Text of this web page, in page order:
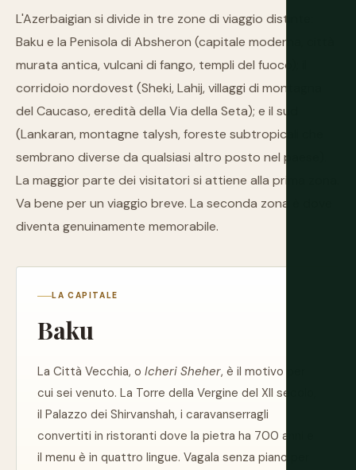
L'Azerbaigian si divide in tre zone di viaggio distinte:
Baku e la Penisola di Absheron (capitale moderna, città
murata antica, vulcani di fango, templi del fuoco); il
corridoio nordovest (Sheki, Lahij, villaggi di montagna
del Caucaso, eredità della Via della Seta); e il sud
(Lankaran, montagne talysh, foreste subtropicali che
sembrano diverse da qualsiasi altro posto nel paese).
La maggior parte dei visitatori si attiene alla prima zona.
Va bene per un viaggio breve. La seconda zona è dove
diventa genuinamente memorabile.
LA CAPITALE
Baku
La Città Vecchia, o Icheri Sheher, è il motivo per
cui sei venuto. La Torre della Vergine del XII secolo,
il Palazzo dei Shirvanshah, i caravanserragli
convertiti in ristoranti dove la pietra ha 700 anni e
il menu è in quattro lingue. Vagala senza piano per